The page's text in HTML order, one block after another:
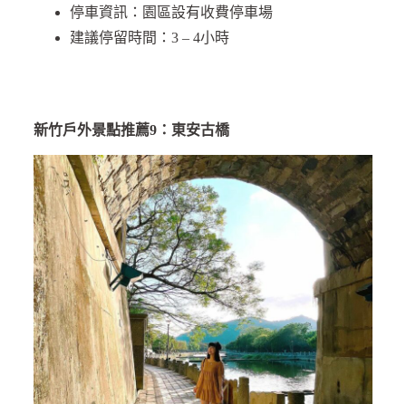
停車資訊：園區設有收費停車場
建議停留時間：3 – 4小時
新竹戶外景點推薦9：東安古橋